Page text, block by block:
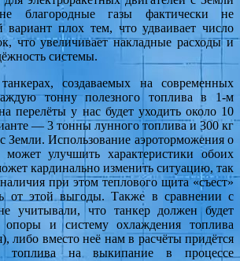
благородные газы фактически не
вариант плох тем, что удваивает число
что увеличивает накладные расходы и
системы.
создаваемых на современных
тонну полезного топлива в 1-м
перелёты у нас будет уходить около 10
— 3 тонны лунного топлива и 300 кг
Земли. Использование аэроторможения о
улучшить характеристики обоих
кардинально изменить ситуацию, так
при этом теплового щита «съест»
от этой выгоды. Также в сравнении с
учитывали, что танкер должен будет
опоры и систему охлаждения топлива
либо вместо неё нам в расчёты придётся
топлива на выкипание в процессе